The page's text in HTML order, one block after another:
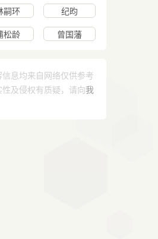
嗣环
纪昀
松龄 曾国藩
息均来自网络仅供参考
及侵权有质疑，请向我